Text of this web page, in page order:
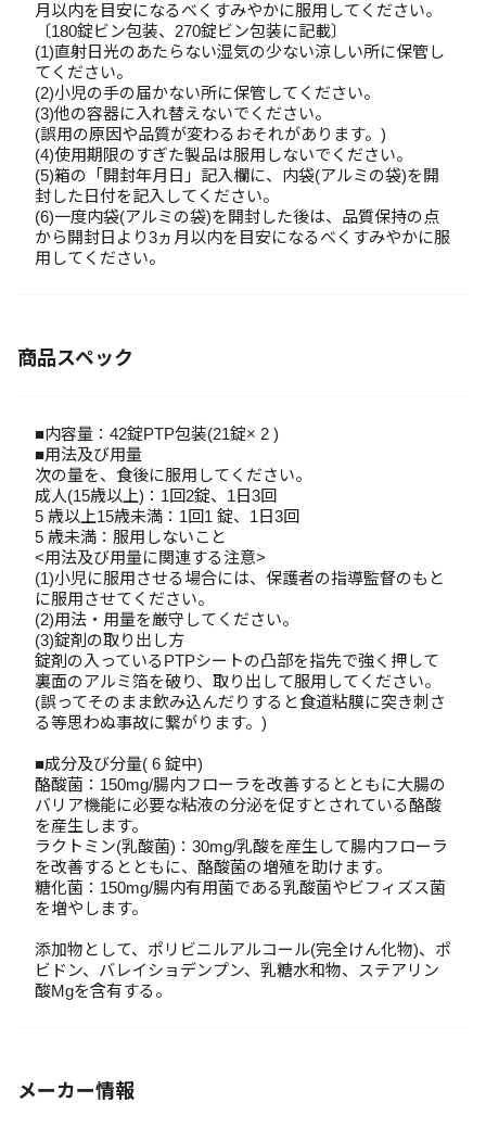
月以内を目安になるべくすみやかに服用してください。
〔180錠ビン包装、270錠ビン包装に記載〕
(1)直射日光のあたらない湿気の少ない涼しい所に保管し
てください。
(2)小児の手の届かない所に保管してください。
(3)他の容器に入れ替えないでください。
(誤用の原因や品質が変わるおそれがあります。)
(4)使用期限のすぎた製品は服用しないでください。
(5)箱の「開封年月日」記入欄に、内袋(アルミの袋)を開
封した日付を記入してください。
(6)一度内袋(アルミの袋)を開封した後は、品質保持の点
から開封日より3ヵ月以内を目安になるべくすみやかに服
用してください。
商品スペック
■内容量：42錠PTP包装(21錠× 2 )
■用法及び用量
次の量を、食後に服用してください。
成人(15歳以上)：1回2錠、1日3回
5 歳以上15歳未満：1回1 錠、1日3回
5 歳未満：服用しないこと
<用法及び用量に関連する注意>
(1)小児に服用させる場合には、保護者の指導監督のもと
に服用させてください。
(2)用法・用量を厳守してください。
(3)錠剤の取り出し方
錠剤の入っているPTPシートの凸部を指先で強く押して
裏面のアルミ箔を破り、取り出して服用してください。
(誤ってそのまま飲み込んだりすると食道粘膜に突き刺さ
る等思わぬ事故に繋がります。)
■成分及び分量( 6 錠中)
酪酸菌：150mg/腸内フローラを改善するとともに大腸の
バリア機能に必要な粘液の分泌を促すとされている酪酸
を産生します。
ラクトミン(乳酸菌)：30mg/乳酸を産生して腸内フローラ
を改善するとともに、酪酸菌の増殖を助けます。
糖化菌：150mg/腸内有用菌である乳酸菌やビフィズス菌
を増やします。
添加物として、ポリビニルアルコール(完全けん化物)、ポ
ビドン、バレイショデンプン、乳糖水和物、ステアリン
酸Mgを含有する。
メーカー情報